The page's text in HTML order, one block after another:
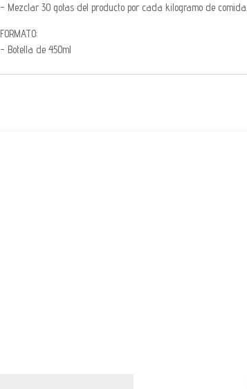
- Mezclar 30 gotas del producto por cada kilogramo de comida.
FORMATO:
- Botella de 450ml